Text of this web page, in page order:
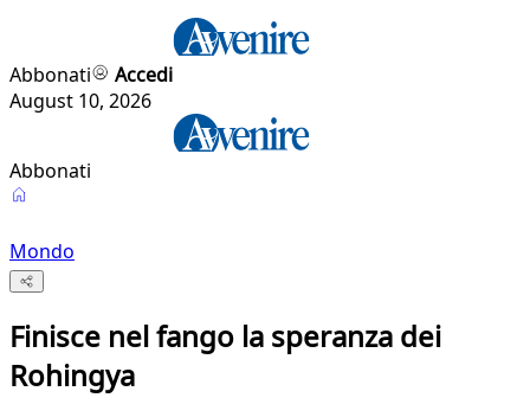
Abbonati
Accedi
August 10, 2026
Abbonati
Mondo
Finisce nel fango la speranza dei
Rohingya